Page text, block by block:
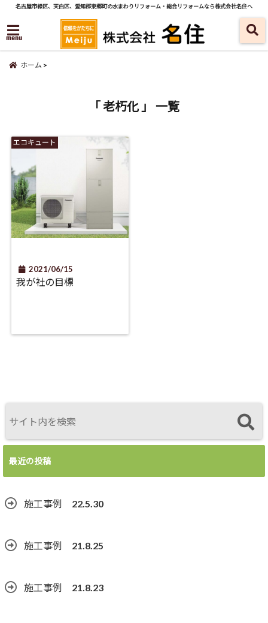
名古屋市緑区、天白区、愛知郡東郷町の水まわりリフォーム・総合リフォームなら株式会社名住へ
menu
ホーム
「 老朽化 」 一覧
エコキュート
2021/06/15
我が社の目標
最近の投稿
施工事例 22.5.30
施工事例 21.8.25
施工事例 21.8.23